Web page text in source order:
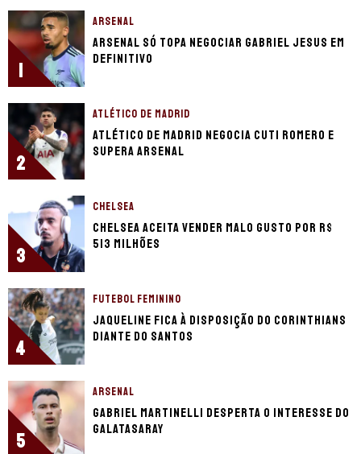
1
ARSENAL
Arsenal só topa negociar Gabriel Jesus em
definitivo
2
ATLÉTICO DE MADRID
Atlético de Madrid negocia Cuti Romero e
supera Arsenal
3
CHELSEA
Chelsea aceita vender Malo Gusto por R$
513 milhões
4
FUTEBOL FEMININO
Jaqueline fica à disposição do Corinthians
diante do Santos
5
ARSENAL
Gabriel Martinelli desperta o interesse do
Galatasaray